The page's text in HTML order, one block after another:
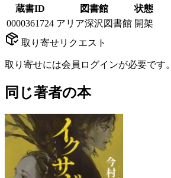
蔵書ID
図書館
状態
0000361724 アリア深沢図書館 開架
取り寄せリクエスト
取り寄せには会員ログインが必要です。
同じ著者の本